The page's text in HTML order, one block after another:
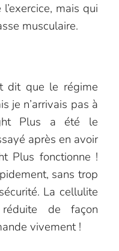
mais qui
musculaire.
dit que le régime
je n’arrivais pas à
Plus a été le
après en avoir
Plus fonctionne !
sans trop
La cellulite
de façon
vivement !